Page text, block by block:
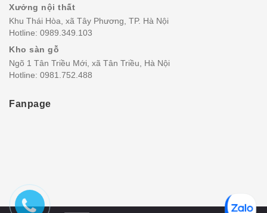
Xưởng nội thất
Khu Thái Hòa, xã Tây Phương, TP. Hà Nội
Hotline: 0989.349.103
Kho sàn gỗ
Ngõ 1 Tân Triều Mới, xã Tân Triều, Hà Nội
Hotline: 0981.752.488
Fanpage